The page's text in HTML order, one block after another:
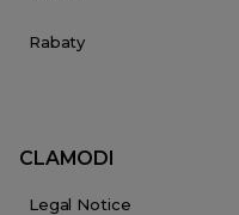
Rabaty
CLAMODI
Legal Notice